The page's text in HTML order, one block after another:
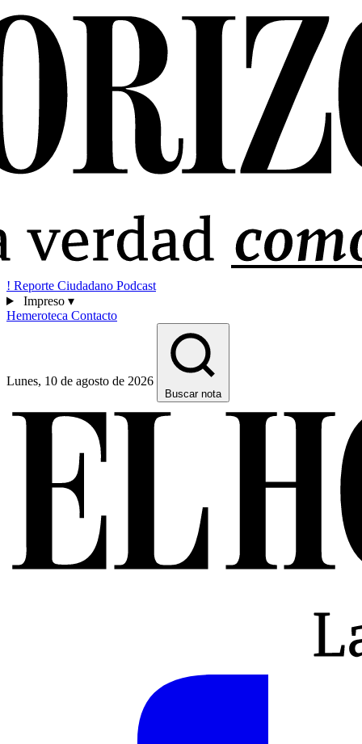
! Reporte Ciudadano Podcast
Impreso ▾
Hemeroteca Contacto
Lunes, 10 de agosto de 2026
Buscar nota